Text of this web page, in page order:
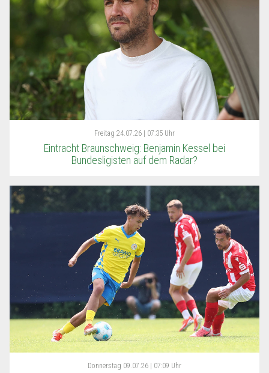
Freitag 24.07.26 | 07:35 Uhr
Eintracht Braunschweig: Benjamin Kessel bei
Bundesligisten auf dem Radar?
Donnerstag 09.07.26 | 07:09 Uhr